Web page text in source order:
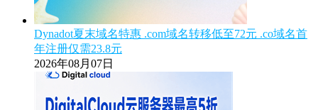
Dynadot夏末域名特惠 .com域名转移低至72元 .co域名首
年注册仅需23.8元
2026年08月07日